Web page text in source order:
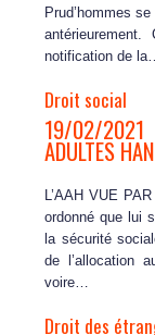
Prud’hommes
antérieurement.
notification de la…
Droit social
19/02/2021
ADULTES
L’AAH VUE
ordonné que lui
la sécurité
de l’allocation
voire…
Droit des